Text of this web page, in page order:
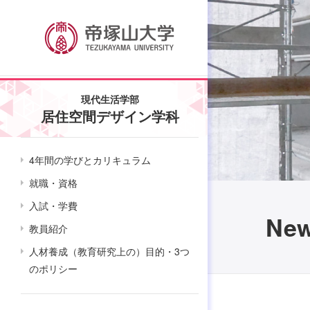
現代生活学部
居住空間デザイン学科
4年間の学びとカリキュラム
就職・資格
入試・学費
教員紹介
人材養成（教育研究上の）目的・3つ
のポリシー